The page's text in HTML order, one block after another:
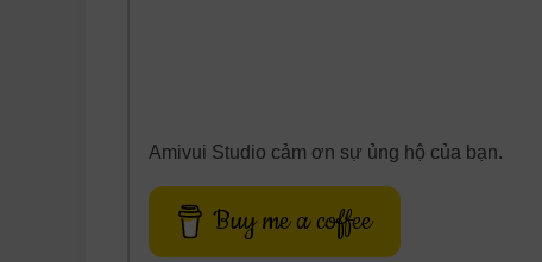
Amivui Studio cảm ơn sự ủng hộ của bạn.
Buy me a coffee